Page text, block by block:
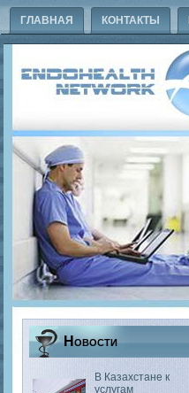
ГЛАВНАЯ КОНТАКТЫ
Новости
В Казахстане к
услугам